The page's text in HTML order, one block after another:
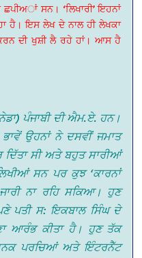
ਛਪੀਅਾਂ ਸਨ। ‘ਲਿਖਾਰੀ’ ਇਹਨਾਂ
ਹੈ। ਇਸ ਲੇਖ ਦੇ ਨਾਲ ਹੀ ਲੇਖਕਾ
ਦੀ ਖੁਸ਼ੀ ਲੈ ਰਹੇ ਹਾਂ। ਆਸ ਹੈ
ਪੰਜਾਬੀ ਦੀ ਐਮ.ਏ. ਹਨ।
ਭਾਵੇਂ ਉਹਨਾਂ ਨੇ ਦਸਵੀਂ ਜਮਾਤ
ਦਿੱਤਾ ਸੀ ਅਤੇ ਬਹੁਤ ਸਾਰੀਆਂ
ਸਨ ਪਰ ਕੁਝ ‘ਕਾਰਨਾਂ
ਨਾ ਰਹਿ ਸਕਿਆ। ਹੁਣ
ਪਤੀ ਸ: ਇਕਬਾਲ ਸਿੰਘ ਦੇ
ਆਰੰਭ ਕੀਤਾ ਹੈ। ਹੁਣ ਤੱਕ
ਪਰਚਿਆਂ ਅਤੇ ਇੰਟਰਨੈੱਟ